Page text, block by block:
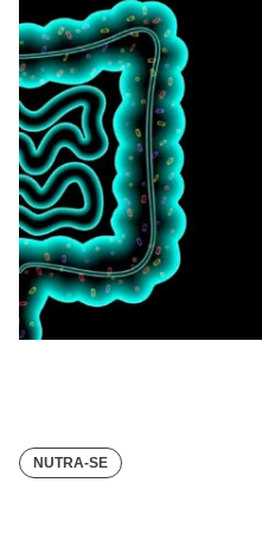
NUTRA-SE
Conexão
NUTRA-SE